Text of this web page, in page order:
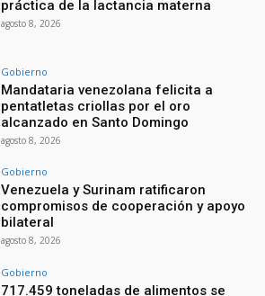
práctica de la lactancia materna
agosto 8, 2026
Gobierno
Mandataria venezolana felicita a
pentatletas criollas por el oro
alcanzado en Santo Domingo
agosto 8, 2026
Gobierno
Venezuela y Surinam ratificaron
compromisos de cooperación y apoyo
bilateral
agosto 8, 2026
Gobierno
717.459 toneladas de alimentos se